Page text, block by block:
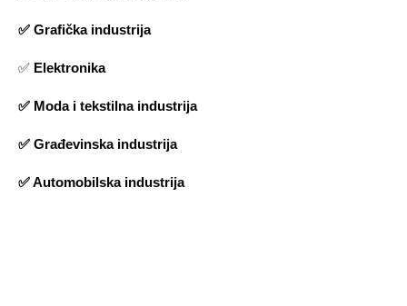
✅ Grafička industrija
✅ Elektronika
✅ Moda i tekstilna industrija
✅ Građevinska industrija
✅ Automobilska industrija